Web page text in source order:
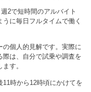
2で短時間のアルバイト
に毎日フルタイムで働く
の個人的見解です。実際に
は、自分で試乗や調査を
す。
時から12時頃にかけてを